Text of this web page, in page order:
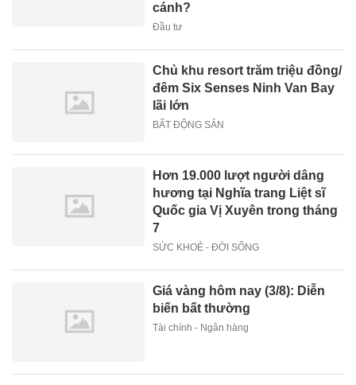
cánh?
Đầu tư
Chủ khu resort trăm triệu đồng/
đêm Six Senses Ninh Van Bay
lãi lớn
BẤT ĐỘNG SẢN
Hơn 19.000 lượt người dâng
hương tại Nghĩa trang Liệt sĩ
Quốc gia Vị Xuyên trong tháng
7
SỨC KHOẺ - ĐỜI SỐNG
Giá vàng hôm nay (3/8): Diễn
biến bất thường
Tài chính - Ngân hàng